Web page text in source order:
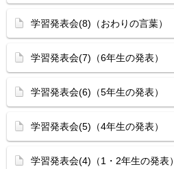
学習発表会(8)（おわりの言葉）
学習発表会(7)（6年生の発表）
学習発表会(6)（5年生の発表）
学習発表会(5)（4年生の発表）
学習発表会(4)（1・2年生の発表）